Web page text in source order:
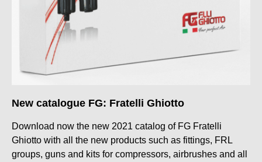
New catalogue FG: Fratelli Ghiotto
Download now the new 2021 catalog of FG Fratelli
Ghiotto with all the new products such as fittings, FRL
groups, guns and kits for compressors, airbrushes and all